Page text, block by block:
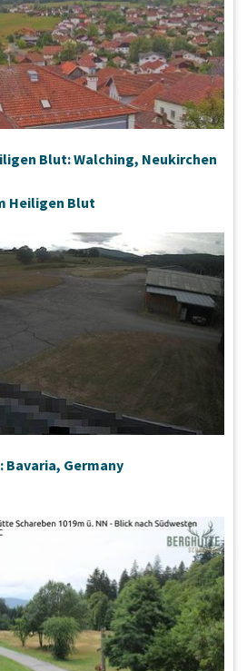
Blut: Walching, Neukirchen
Heiligen Blut
Bavaria, Germany